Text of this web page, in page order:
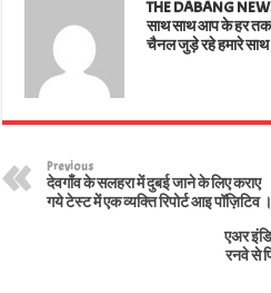
THE DABANG
साथ साथ आप के हर
चैनल जुड़े रहे हमारे साथ
Previous
देवगाँव के सलहरा में दुबई जाने के लिए कराए
गये टेस्ट में एक व्यक्ति रिपोर्ट आइ पॉज़िटिव ।
एअर
रनवे से